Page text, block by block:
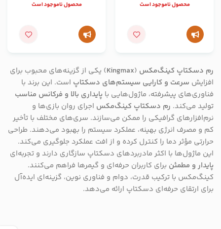
محصول ناموجود است محصول ناموجود است
رم دسکتاپ کینگ‌مکس (
Kingmax) یکی از گزینه‌های محبوب برای
افزایش سرعت و کارایی سیستم‌های دسکتاپ است. این برند با
فناوری‌های پیشرفته، ماژول‌هایی با پایداری بالا و فرکانس مناسب
تولید می‌کند. رم دسکتاپ کینگ‌مکس اجرای روان بازی‌ها و
نرم‌افزارهای گرافیکی را ممکن می‌سازند. سری‌های مختلف با تأخیر
کم و مصرف انرژی بهینه، عملکرد سیستم را بهبود می‌دهند. طراحی
حرارتی مؤثر دما را کنترل کرده و از افت عملکرد جلوگیری می‌کند.
این ماژول‌ها با اکثر مادربردهای دسکتاپ سازگاری دارند و تجربه‌ای
پایدار و مطمئن برای کاربران حرفه‌ای و گیمرها فراهم می‌کنند.
کینگ‌مکس با ترکیب قدرت، دوام و فناوری نوین، گزینه‌ای ایده‌آل
برای ارتقای حرفه‌ای دسکتاپ ارائه می‌دهد.